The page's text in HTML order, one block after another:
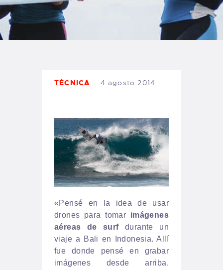
TIENDA FAMILY SURFERS
WEBCAM SALINAS
PEDIDOS
TÉCNICA 4 agosto 2014
«Pensé en la idea de usar
drones para tomar imágenes
aéreas de surfdurante un
viaje a Bali en Indonesia. Allí
fue donde pensé en grabar
imágenes desde arriba.